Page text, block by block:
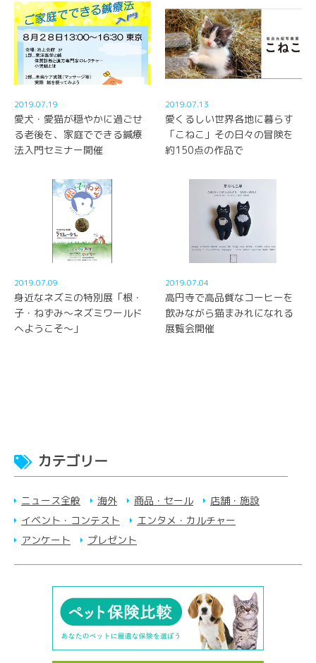
2019.07.19
愛犬・愛猫が穏やかに過ごせ
る老後を、家庭でできる鍼療
法入門セミナー開催
2019.07.13
愛くるしい世界各地に暮らす
「こねこ」その日々の冒険を
約150点の作品で
2019.07.09
身近なネズミの特別展「根・
子・ねずみ～ネズミワールド
へようこそ～」
2019.07.04
高円寺で高品質なコーヒーを
飲みながら猫まみれになれる
展覧会開催
カテゴリー
ニュース全般 海外 商品・セール
店舗・施設
イベント・コンテスト
エンタメ・カルチャー
アンケート
プレゼント